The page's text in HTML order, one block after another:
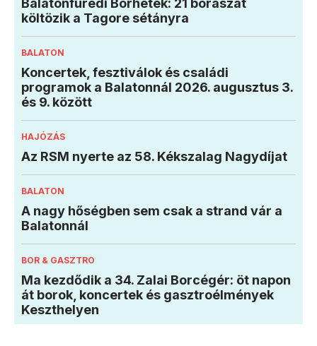
Balatonfüredi Borhetek: 21 borászat
költözik a Tagore sétányra
BALATON
Koncertek, fesztiválok és családi
programok a Balatonnál 2026. augusztus 3.
és 9. között
HAJÓZÁS
Az RSM nyerte az 58. Kékszalag Nagydíjat
BALATON
A nagy hőségben sem csak a strand vár a
Balatonnál
BOR & GASZTRO
Ma kezdődik a 34. Zalai Borcégér: öt napon
át borok, koncertek és gasztroélmények
Keszthelyen